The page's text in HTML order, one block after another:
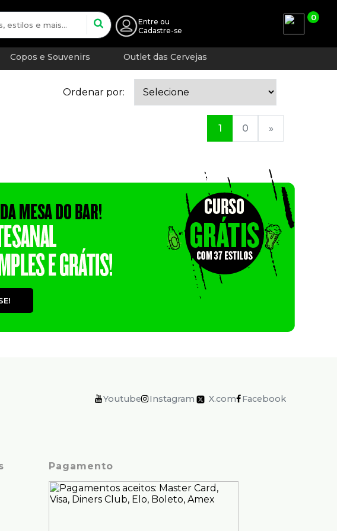
Entre ou
Cadastre-se
0
Copos e Souvenirs Outlet das Cervejas
Ordenar por:
1 0 »
Youtube Instagram X.com Facebook
Pagamento